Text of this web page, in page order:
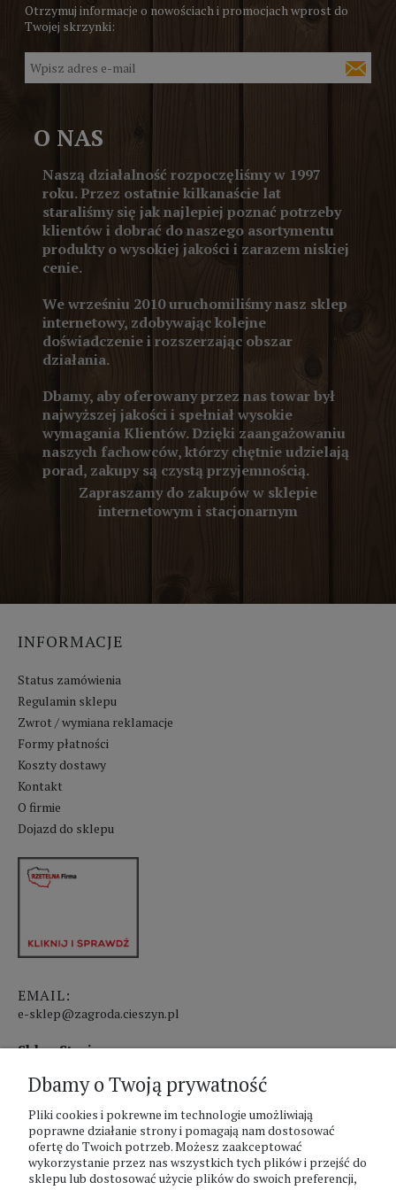
Otrzymuj informacje o nowościach i promocjach wprost do
Twojej skrzynki:
O NAS
Naszą działalność rozpoczęliśmy w 1997
roku. Przez ostatnie kilkanaście lat
staraliśmy się jak najlepiej poznać potrzeby
klientów i dobrać do naszego asortymentu
produkty o wysokiej jakości i zarazem niskiej
cenie.
We wrześniu 2010 uruchomiliśmy nasz sklep
internetowy, zdobywając kolejne
doświadczenie i rozszerzając obszar
działania.
Dbamy, aby oferowany przez nas towar był
najwyższej jakości i spełniał wysokie
wymagania Klientów. Dzięki zaangażowaniu
naszych fachowców, którzy chętnie udzielają
porad, zakupy są czystą przyjemnością.
Zapraszamy do zakupów w sklepie
internetowym i stacjonarnym
INFORMACJE
Status zamówienia
Regulamin sklepu
Zwrot / wymiana reklamacje
Formy płatności
Koszty dostawy
Kontakt
O firmie
Dojazd do sklepu
EMAIL:
e-sklep@zagroda.cieszyn.pl
Sklep Stacjonarny czynny:
pon.-pt. 8:00 - 17:00
sobota 8:00 - 13:00
PHU Zagroda A.Szlaur
ZAGRODA Centrum Ogrodnicze
Dbamy o Twoją prywatność
Pliki cookies i pokrewne im technologie umożliwiają
poprawne działanie strony i pomagają nam dostosować
ofertę do Twoich potrzeb. Możesz zaakceptować
wykorzystanie przez nas wszystkich tych plików i przejść do
sklepu lub dostosować użycie plików do swoich preferencji,